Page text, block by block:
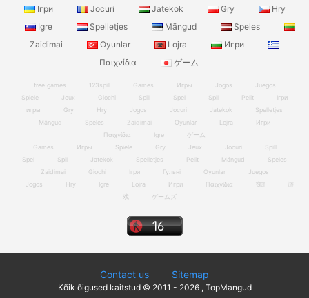
Ігри
Jocuri Jatekok Gry
Hry
Igre
Spelletjes Mängud
Speles
Zaidimai
Oyunlar Lojra
Игри
Παιχνίδια
ゲーム
free games 123spill Games Игры Jogos
Juegos
Spiele
Jeux Giochi Spill Spel Spil Pelit
Ігри
игры
Gry Hry Jogos Jocuri Jatekok
Spelletjes
Mängud
Speles Zaidimai Oyunlar Lojra
Игри
Παιχνίδια
Igre
ゲーム
Games
Игры Spiele Gry Jeux Jocuri
Spill
Spel
Spil Jatekok Spelletjes Pelit Mängud
Speles
Zaidimai
Giochi Ігри Гульні Oyunlar
Juegos
Jogos
Hry Igre Lojra Игри Παιχνίδια खेल
游
戏
ゲームズ
Contact us Sitemap
Kõik õigused kaitstud © 2011 - 2026 , TopMangud